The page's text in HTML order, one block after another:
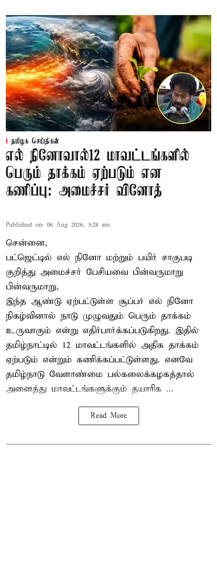
தமிழக செய்திகள்
எல் நினோவால்12 மாவட்டங்களில்
பெரும் தாக்கம் ஏற்படும் என
கணிப்பு: அமைச்சர் வினோத்
Published on: 06 Aug 2026, 5:28 am
சென்னை,
பட்ஜெட்டில் எல் நினோ மற்றும் பயிர் சாகுபடி
குறித்து அமைச்சர் பேசியவை பின்வருமாறு
பின்வருமாறு,
இந்த ஆண்டு ஏற்பட்டுள்ள சூப்பர் எல் நினோ
நிகழ்வினால் நாடு முழுவதும் பெரும் தாக்கம்
உருவாகும் என்று எதிர்பார்க்கப்படுகிறது. இதில்
தமிழ்நாட்டில் 12 மாவட்டங்களில் அதிக தாக்கம்
ஏற்படும் என்றும் கணிக்கப்பட்டுள்ளது. எனவே
தமிழ்நாடு வேளாண்மை பல்கலைக்கழகத்தால்
அனைத்து மாவட்டங்களுக்கும் தயாரிக ...
Read More